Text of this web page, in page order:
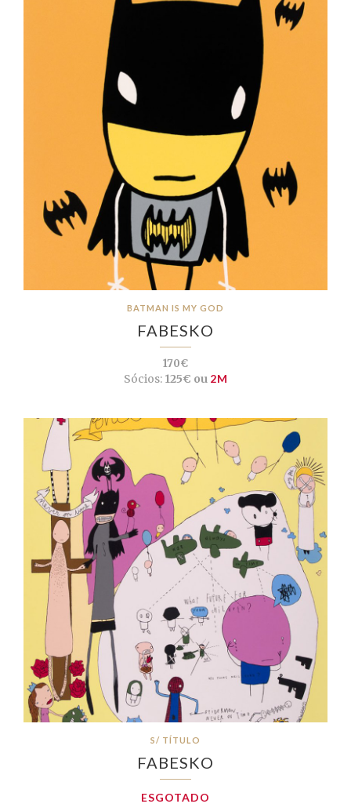
BATMAN IS MY GOD
FABESKO
170€
Sócios:125€ ou 2M
S/ TÍTULO
FABESKO
ESGOTADO